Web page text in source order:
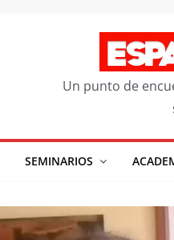
Un punto de
SEMINARIOS